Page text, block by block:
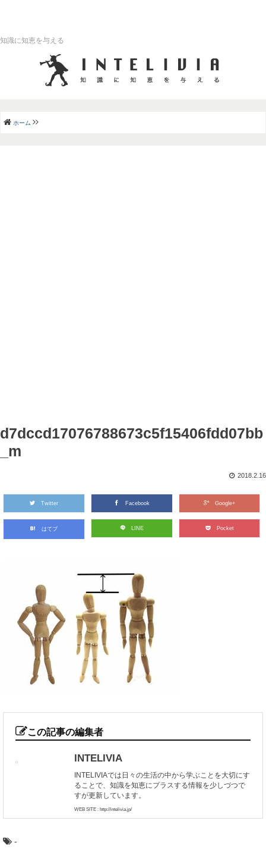
知識に知恵を与える
ホーム
d7dccd17076788673c5f15406fdd07bb
_m
2018.2.16
Twitter Facebook Google+
はてブ LINE Pocket
この記事の編集者
INTELIVIA
INTELIVIAでは日々の生活の中から学ぶことを大切にす
ることで、知識を知恵にプラスする情報を少しづつで
すが更新しています。
WEB SITE : http://intelivia.jp/
-